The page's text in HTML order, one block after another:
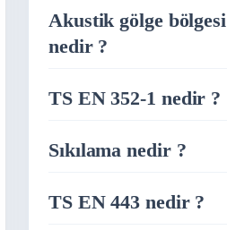
Akustik gölge bölgesi
nedir ?
TS EN 352-1 nedir ?
Sıkılama nedir ?
TS EN 443 nedir ?